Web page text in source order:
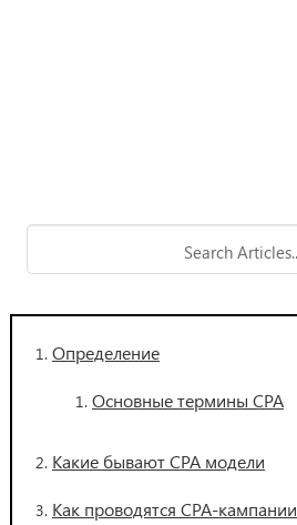
Определение
Основные термины СРА
Какие бывают СРА модели
Как проводятся СРА-кампании